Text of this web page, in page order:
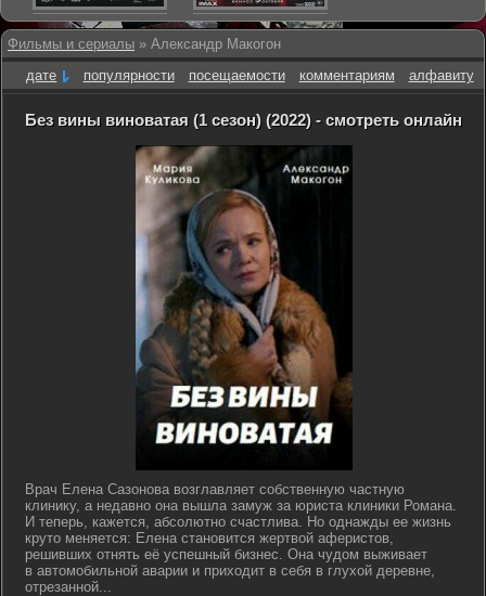
Фильмы и сериалы » Александр Макогон
дате
популярности посещаемости комментариям алфавиту
Без вины виноватая (1 сезон) (2022) - смотреть онлайн
Врач Елена Сазонова возглавляет собственную частную
клинику, а недавно она вышла замуж за юриста клиники Романа.
И теперь, кажется, абсолютно счастлива. Но однажды ее жизнь
круто меняется: Елена становится жертвой аферистов,
решивших отнять её успешный бизнес. Она чудом выживает
в автомобильной аварии и приходит в себя в глухой деревне,
отрезанной...